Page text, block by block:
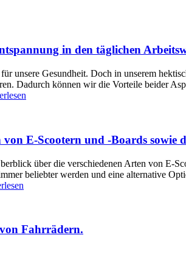
in den täglichen
unsere Gesundheit. Doch in unserem
Dadurch können wir die Vorteile beider
E-Scootern und -Boards sowie
über die verschiedenen Arten von E-
beliebter werden und eine alternative
Fahrrädern.